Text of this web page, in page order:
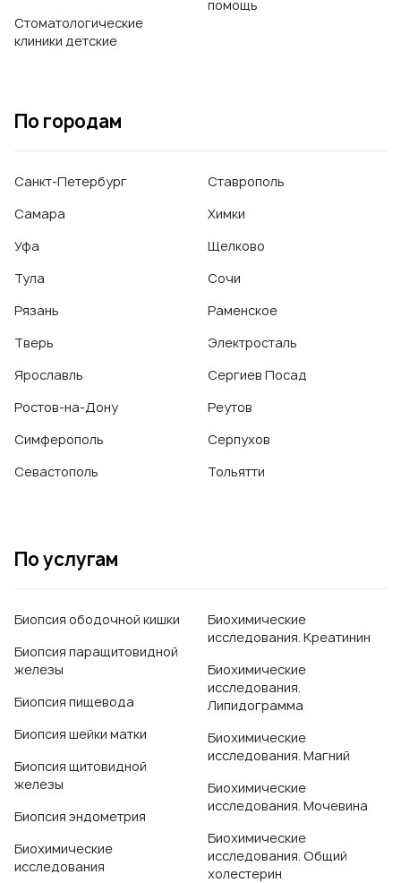
Стоматологические
клиники детские
помощь
По городам
Санкт-Петербург
Самара
Уфа
Тула
Рязань
Тверь
Ярославль
Ростов-на-Дону
Симферополь
Севастополь
Ставрополь
Химки
Щелково
Сочи
Раменское
Электросталь
Сергиев Посад
Реутов
Серпухов
Тольятти
По услугам
Биопсия ободочной кишки
Биопсия паращитовидной
железы
Биопсия пищевода
Биопсия шейки матки
Биопсия щитовидной
железы
Биопсия эндометрия
Биохимические
исследования
Биохимические
исследования. Креатинин
Биохимические
исследования.
Липидограмма
Биохимические
исследования. Магний
Биохимические
исследования. Мочевина
Биохимические
исследования. Общий
холестерин